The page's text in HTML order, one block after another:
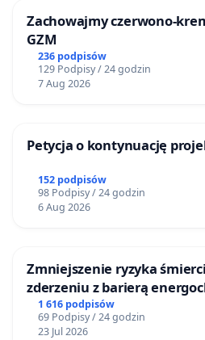
Zachowajmy czerwono-
GZM
236 podpisów
129 Podpisy / 24 godzin
7 Aug 2026
Petycja o kontynuację
152 podpisów
98 Podpisy / 24 godzin
6 Aug 2026
Zmniejszenie ryzyka
zderzeniu z barierą
1 616 podpisów
69 Podpisy / 24 godzin
23 Jul 2026